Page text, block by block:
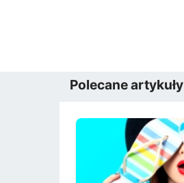
Polecane artykuły